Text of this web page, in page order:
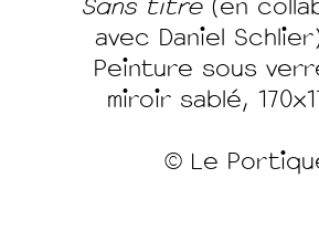
Sans titre (en
avec Daniel
Peinture sous
miroir sablé,
© Le